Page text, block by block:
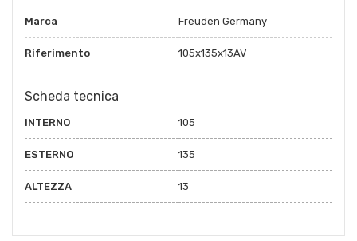
Marca Freuden Germany
Riferimento 105x135x13AV
Scheda tecnica
INTERNO 105
ESTERNO 135
ALTEZZA 13